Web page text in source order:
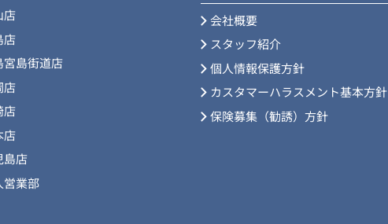
店
店
宮島街道店
店
店
店
島店
営業部
会社概要
スタッフ紹介
個人情報保護方針
カスタマーハラスメント基本方針
保険募集（勧誘）方針